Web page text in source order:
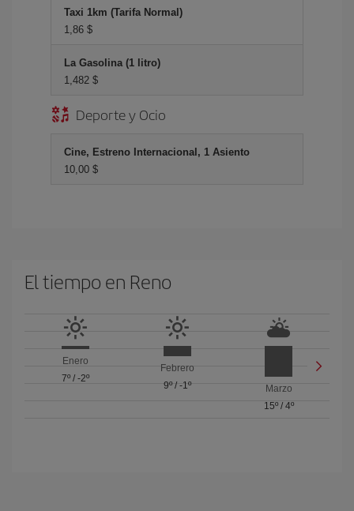
Taxi 1km (Tarifa Normal)
1,86 $
La Gasolina (1 litro)
1,482 $
Deporte y Ocio
Cine, Estreno Internacional, 1 Asiento
10,00 $
El tiempo en Reno
Enero
7º/ -2º
Febrero
9º/ -1º
Marzo
15º/ 4º